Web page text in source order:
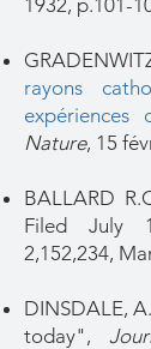
1932, p.101-
rayons
expériences
Nature, 15
BALLARD
Filed July
2,152,234,
DINSDALE,
today",